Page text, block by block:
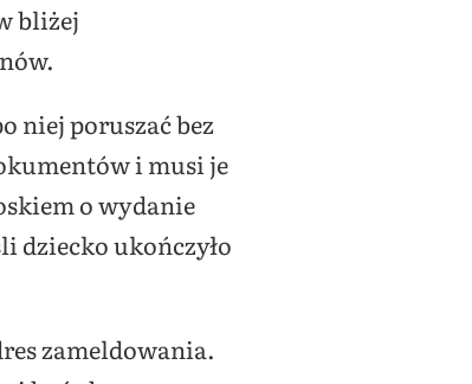
bliżej
niej poruszać bez
i musi je
o wydanie
dziecko ukończyło
zameldowania.